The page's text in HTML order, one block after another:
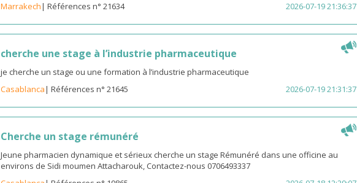
Marrakech| Références n° 21634 2026-07-19 21:36:37
cherche une stage à l’industrie pharmaceutique
je cherche un stage ou une formation à l’industrie pharmaceutique
Casablanca| Références n° 21645 2026-07-19 21:31:37
Cherche un stage rémunéré
Jeune pharmacien dynamique et sérieux cherche un stage Rémunéré dans une officine au
environs de Sidi moumen Attacharouk, Contactez-nous 0706493337